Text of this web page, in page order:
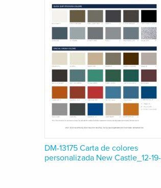
DM-13175 Carta de colores
personalizada New Castle_12-